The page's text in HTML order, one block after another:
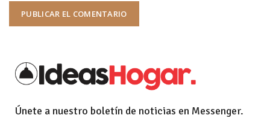
Únete a nuestro boletín de noticias en Messenger.